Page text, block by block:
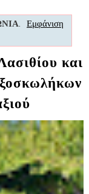
. Εμφάνιση
και